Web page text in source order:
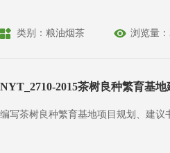
类别：粮油烟茶 浏览量：
NYT_2710-2015茶树良种繁育基
编写茶树良种繁育基地项目规划、建